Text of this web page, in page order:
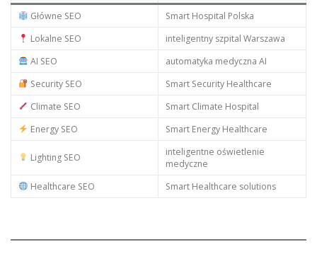
Główne SEO
Smart Hospital Polska
Lokalne SEO
inteligentny szpital Warszawa
AI SEO
automatyka medyczna AI
Security SEO
Smart Security Healthcare
Climate SEO
Smart Climate Hospital
Energy SEO
Smart Energy Healthcare
Lighting SEO
inteligentne oświetlenie
medyczne
Healthcare SEO
Smart Healthcare solutions